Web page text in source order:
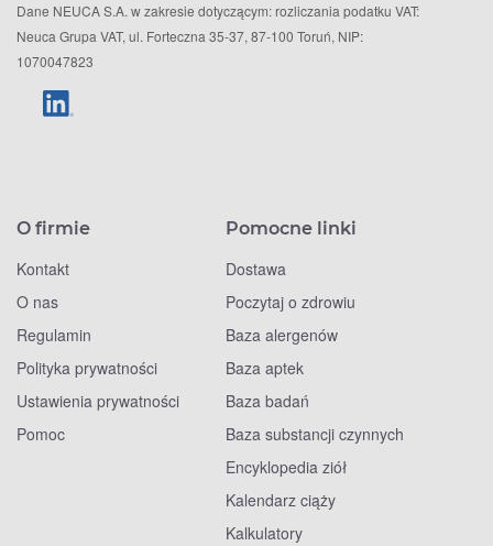
Dane NEUCA S.A. w zakresie dotyczącym: rozliczania podatku VAT:
Neuca Grupa VAT, ul. Forteczna 35-37, 87-100 Toruń, NIP:
1070047823
O firmie
Kontakt
O nas
Regulamin
Polityka prywatności
Ustawienia prywatności
Pomoc
Pomocne linki
Dostawa
Poczytaj o zdrowiu
Baza alergenów
Baza aptek
Baza badań
Baza substancji czynnych
Encyklopedia ziół
Kalendarz ciąży
Kalkulatory